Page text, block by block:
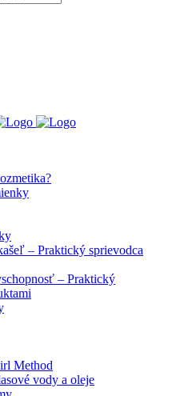
– Praktický sprievodca
– Praktický
Method
vody a oleje